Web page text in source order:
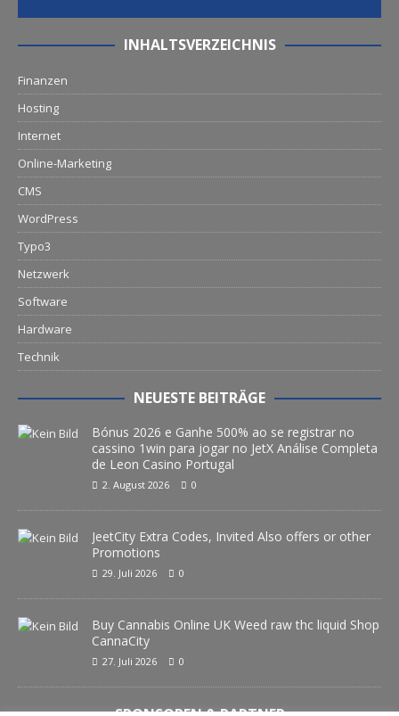
INHALTSVERZEICHNIS
Finanzen
Hosting
Internet
Online-Marketing
CMS
WordPress
Typo3
Netzwerk
Software
Hardware
Technik
NEUESTE BEITRÄGE
Bónus 2026 e Ganhe 500% ao se registrar no
cassino 1win para jogar no JetX Análise Completa
de Leon Casino Portugal
2. August 2026 0
JeetCity Extra Codes, Invited Also offers or other
Promotions
29. Juli 2026 0
Buy Cannabis Online UK Weed raw thc liquid Shop
CannaCity
27. Juli 2026 0